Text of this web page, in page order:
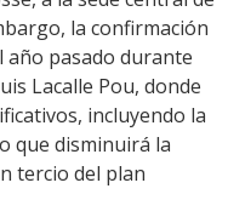
la confirmación
año pasado durante
Lacalle Pou, donde
incluyendo la
que disminuirá la
tercio del plan